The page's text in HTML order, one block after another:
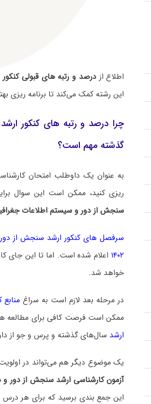
اطلاع ازدرصد و رتبه های قبولی
این رشته کمک می‌کند تا برنامه ریزی
چرا درصد و رتبه های کنکور
گذشته مهم است؟
به عنوان یک داوطلب امتحان
ریزی کنید، ممکن است این سوال
سنجش از دور و سیستم اطلاعات
سرفصل های کنکور ارشد سنجش از
۱۴۰۲ اعلام شده است. اما تا این جای
خواهد شد.
در مرحله بعد لازم است به سراغ
ممکن است فرصت کافی برای مطالعه
ارشد سال‌های گذشته و پرس و جو از
یک موضوع دیگر هم می‌تواند در
آزمون کارشناسی ارشد سنجش از دور و
این جمع بندی برسید که برای هر درس